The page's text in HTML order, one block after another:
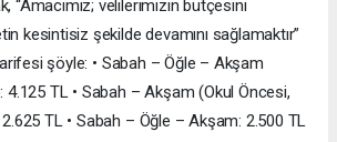
“Amacımız; velilerimizin bütçesini
kesintisiz şekilde devamını sağlamaktır”
şöyle: • Sabah – Öğle – Akşam
4.125 TL • Sabah – Akşam (Okul Öncesi,
TL • Sabah – Öğle – Akşam: 2.500 TL